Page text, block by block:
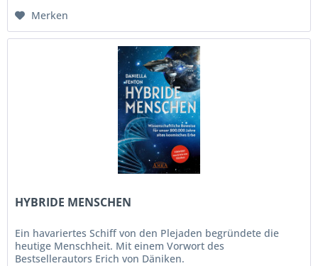
Merken
HYBRIDE MENSCHEN
Ein havariertes Schiff von den Plejaden begründete die
heutige Menschheit. Mit einem Vorwort des
Bestsellerautors Erich von Däniken.